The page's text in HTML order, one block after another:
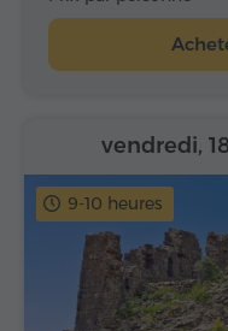
9-10 heures
vendredi,